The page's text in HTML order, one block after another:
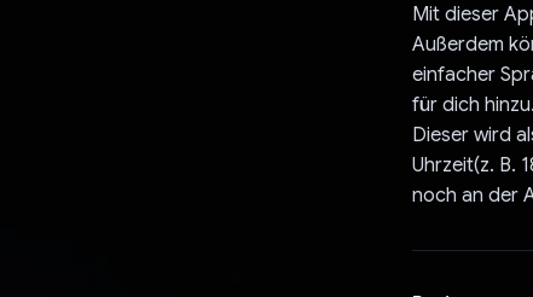
Mit dieser
Außerdem
einfacher
für dich
Dieser wird
Uhrzeit(z. B.
noch an der